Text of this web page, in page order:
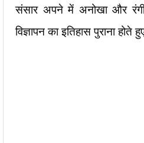
संसार अपने में अनोखा और
विज्ञापन का इतिहास पुराना